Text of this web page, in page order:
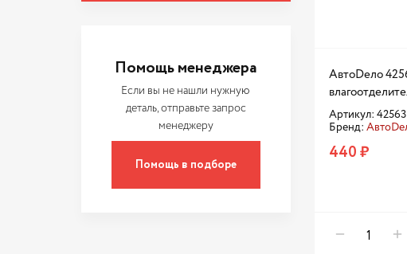
Помощь менеджера
Если вы не нашли нужную
деталь, отправьте запрос
менеджеру
Помощь в подборе
АвтоDело
Артикул: 42563
Бренд:
440 ₽